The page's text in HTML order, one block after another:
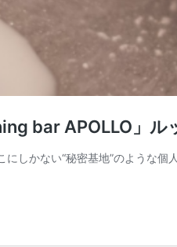
bar APOLLO」ル
しかない“秘密基地”のような